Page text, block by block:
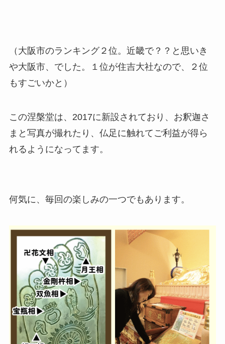
（大阪市のランキング２位。近畿で？？と思いき
や大阪市、でした。１位が住吉大社なので、２位
もすごいかと）
この涅槃堂は、2017に新設されており、お釈迦さ
まと写真が撮れたり、仏足に触れてご利益が得ら
れるようになってます。
何気に、毎回の楽しみの一つでもあります。